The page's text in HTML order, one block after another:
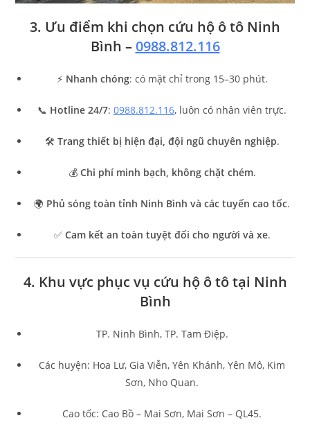
3. Ưu điểm khi chọn cứu hộ ô tô Ninh
Bình – 0988.812.116
⚡ Nhanh chóng: có mặt chỉ trong 15–30 phút.
📞 Hotline 24/7: 0988.812.116, luôn có nhân viên trực.
🛠 Trang thiết bị hiện đại, đội ngũ chuyên nghiệp.
💰 Chi phí minh bạch, không chặt chém.
🌍 Phủ sóng toàn tỉnh Ninh Bình và các tuyến cao tốc.
✅ Cam kết an toàn tuyệt đối cho người và xe.
4. Khu vực phục vụ cứu hộ ô tô tại Ninh
Bình
TP. Ninh Bình, TP. Tam Điệp.
Các huyện: Hoa Lư, Gia Viễn, Yên Khánh, Yên Mô, Kim
Sơn, Nho Quan.
Cao tốc: Cao Bồ – Mai Sơn, Mai Sơn – QL45.